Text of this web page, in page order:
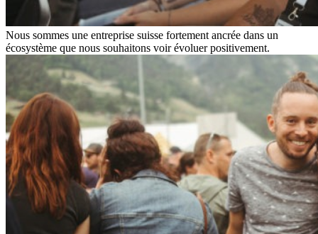
Nous sommes une entreprise suisse fortement ancrée dans un
écosystème que nous souhaitons voir évoluer positivement.